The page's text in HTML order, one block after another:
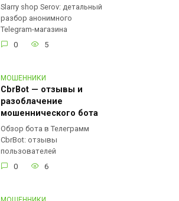
Slarry shop Serov: детальный
разбор анонимного
Telegram-магазина
0
5
МОШЕННИКИ
CbrBot — отзывы и
разоблачение
мошеннического бота
Обзор бота в Телеграмм
CbrBot: отзывы
пользователей
0
6